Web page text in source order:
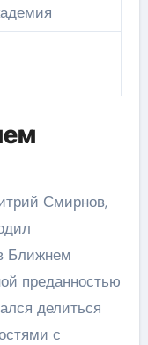
Смирнов,
Ближнем
преданностью
делиться
с